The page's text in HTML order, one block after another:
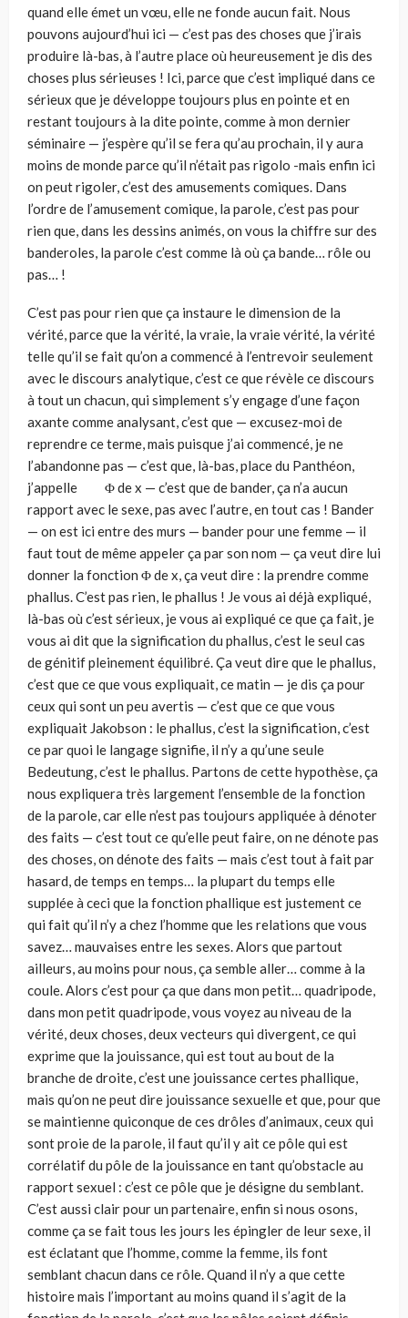
quand elle émet un vœu, elle ne fonde aucun fait. Nous
pouvons aujourd’hui ici — c’est pas des choses que j’irais
produire là-bas, à l’autre place où heureusement je dis des
choses plus sérieuses ! Ici, parce que c’est impliqué dans ce
sérieux que je développe toujours plus en pointe et en
restant toujours à la dite pointe, comme à mon dernier
séminaire — j’espère qu’il se fera qu’au prochain, il y aura
moins de monde parce qu’il n’était pas rigolo -mais enfin ici
on peut rigoler, c’est des amusements comiques. Dans
l’ordre de l’amusement comique, la parole, c’est pas pour
rien que, dans les dessins animés, on vous la chiffre sur des
banderoles, la parole c’est comme là où ça bande… rôle ou
pas… !
C’est pas pour rien que ça instaure le dimension de la
vérité, parce que la vérité, la vraie, la vraie vérité, la vérité
telle qu’il se fait qu’on a commencé à l’entrevoir seulement
avec le discours analytique, c’est ce que révèle ce discours
à tout un chacun, qui simplement s’y engage d’une façon
axante comme analysant, c’est que — excusez-moi de
reprendre ce terme, mais puisque j’ai commencé, je ne
l’abandonne pas — c’est que, là-bas, place du Panthéon,
j’appelle Φ de x — c’est que de bander, ça n’a aucun
rapport avec le sexe, pas avec l’autre, en tout cas ! Bander
— on est ici entre des murs — bander pour une femme — il
faut tout de même appeler ça par son nom — ça veut dire lui
donner la fonction Φ de x, ça veut dire : la prendre comme
phallus. C’est pas rien, le phallus ! Je vous ai déjà expliqué,
là-bas où c’est sérieux, je vous ai expliqué ce que ça fait, je
vous ai dit que la signification du phallus, c’est le seul cas
de génitif pleinement équilibré. Ça veut dire que le phallus,
c’est que ce que vous expliquait, ce matin — je dis ça pour
ceux qui sont un peu avertis — c’est que ce que vous
expliquait Jakobson : le phallus, c’est la signification, c’est
ce par quoi le langage signifie, il n’y a qu’une seule
Bedeutung, c’est le phallus. Partons de cette hypothèse, ça
nous expliquera très largement l’ensemble de la fonction
de la parole, car elle n’est pas toujours appliquée à dénoter
des faits — c’est tout ce qu’elle peut faire, on ne dénote pas
des choses, on dénote des faits — mais c’est tout à fait par
hasard, de temps en temps… la plupart du temps elle
supplée à ceci que la fonction phallique est justement ce
qui fait qu’il n’y a chez l’homme que les relations que vous
savez… mauvaises entre les sexes. Alors que partout
ailleurs, au moins pour nous, ça semble aller… comme à la
coule. Alors c’est pour ça que dans mon petit… quadripode,
dans mon petit quadripode, vous voyez au niveau de la
vérité, deux choses, deux vecteurs qui divergent, ce qui
exprime que la jouissance, qui est tout au bout de la
branche de droite, c’est une jouissance certes phallique,
mais qu’on ne peut dire jouissance sexuelle et que, pour que
se maintienne quiconque de ces drôles d’animaux, ceux qui
sont proie de la parole, il faut qu’il y ait ce pôle qui est
corrélatif du pôle de la jouissance en tant qu’obstacle au
rapport sexuel : c’est ce pôle que je désigne du semblant.
C’est aussi clair pour un partenaire, enfin si nous osons,
comme ça se fait tous les jours les épingler de leur sexe, il
est éclatant que l’homme, comme la femme, ils font
semblant chacun dans ce rôle. Quand il n’y a que cette
histoire mais l’important au moins quand il s’agit de la